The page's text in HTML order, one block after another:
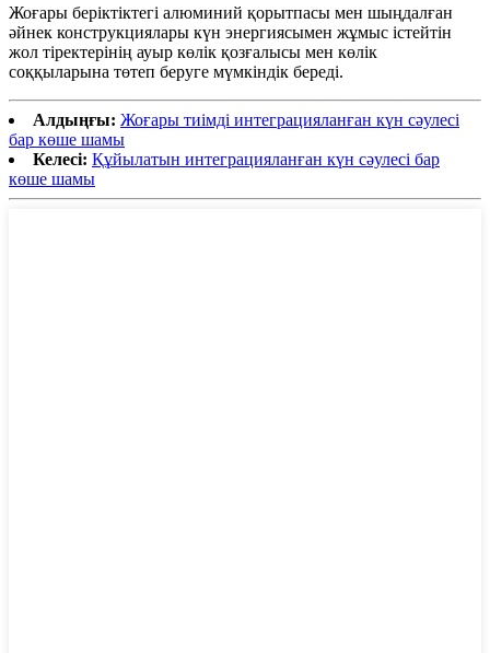
Жоғары беріктіктегі алюминий қорытпасы мен шыңдалған
әйнек конструкциялары күн энергиясымен жұмыс істейтін
жол тіректерінің ауыр көлік қозғалысы мен көлік
соққыларына төтеп беруге мүмкіндік береді.
Алдыңғы: Жоғары тиімді интеграцияланған күн сәулесі
бар көше шамы
Келесі: Құйылатын интеграцияланған күн сәулесі бар
көше шамы